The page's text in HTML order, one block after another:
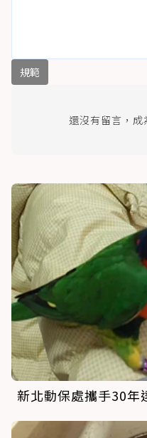
規範
還沒有留言，成
新北動保處攜手30年